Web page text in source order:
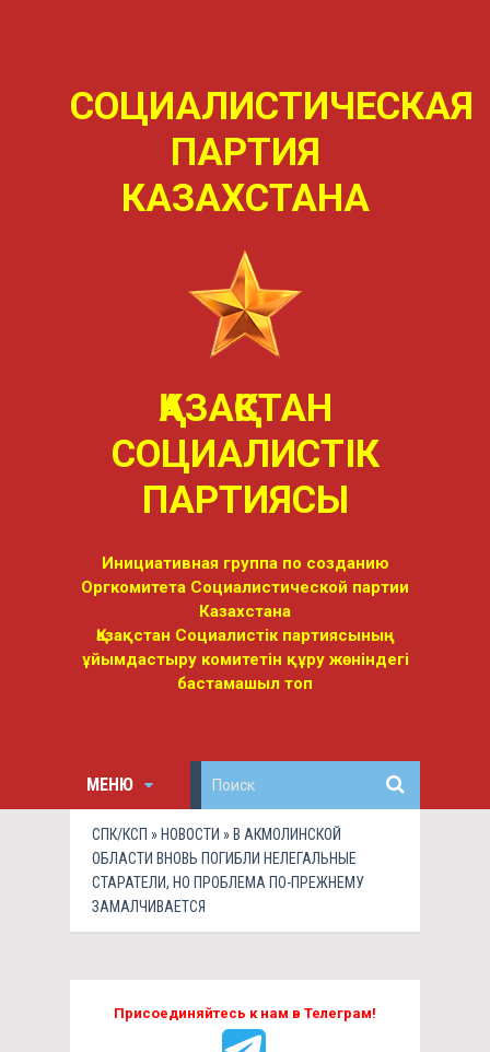
СОЦИАЛИСТИЧЕСКАЯ
ПАРТИЯ
КАЗАХСТАНА
ҚАЗАҚСТАН
СОЦИАЛИСТIК
ПАРТИЯСЫ
Инициативная группа по созданию
Оргкомитета Социалистической партии
Казахстана
Қазақстан Социалистік партиясының
ұйымдастыру комитетін құру жөніндегі
бастамашыл топ
МЕНЮ
СПК/КСП » НОВОСТИ » В АКМОЛИНСКОЙ
ОБЛАСТИ ВНОВЬ ПОГИБЛИ НЕЛЕГАЛЬНЫЕ
СТАРАТЕЛИ, НО ПРОБЛЕМА ПО-ПРЕЖНЕМУ
ЗАМАЛЧИВАЕТСЯ
Присоединяйтесь к нам в Телеграм!